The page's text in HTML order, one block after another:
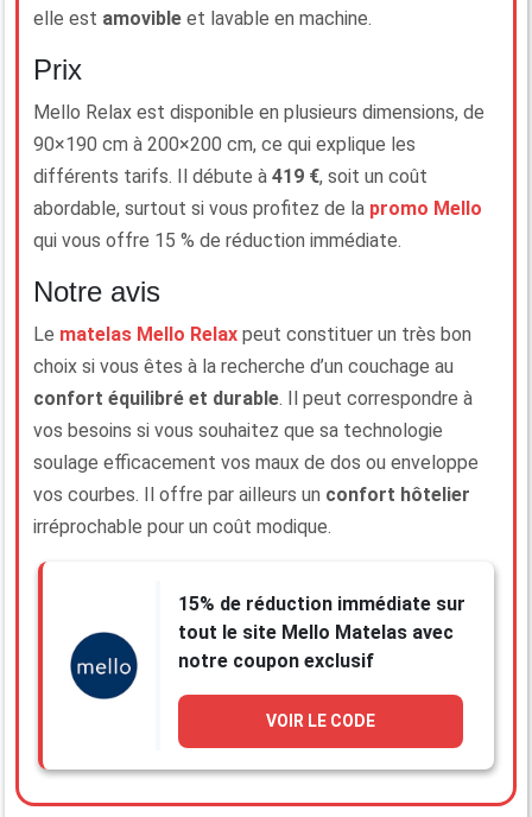
elle est amovible et lavable en machine.
Prix
Mello Relax est disponible en plusieurs dimensions, de
90×190 cm à 200×200 cm, ce qui explique les
différents tarifs. Il débute à 419 €, soit un coût
abordable, surtout si vous profitez de la promo Mello
qui vous offre 15 % de réduction immédiate.
Notre avis
Le matelas Mello Relax peut constituer un très bon
choix si vous êtes à la recherche d’un couchage au
confort équilibré et durable. Il peut correspondre à
vos besoins si vous souhaitez que sa technologie
soulage efficacement vos maux de dos ou enveloppe
vos courbes. Il offre par ailleurs un confort hôtelier
irréprochable pour un coût modique.
15% de réduction immédiate sur
tout le site Mello Matelas avec
notre coupon exclusif
VOIR LE CODE